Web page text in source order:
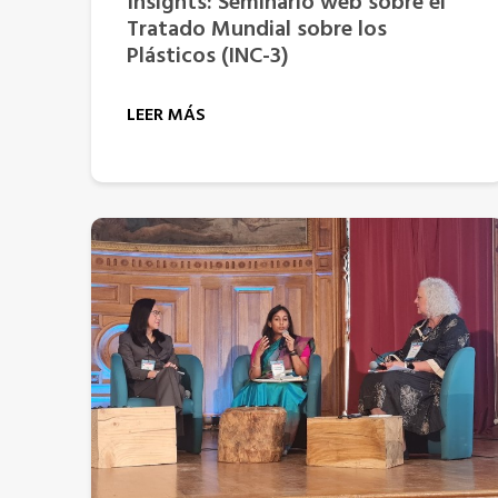
Tratado Mundial sobre los
Plásticos (INC-3)
LEER MÁS